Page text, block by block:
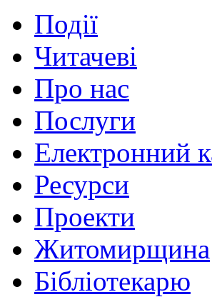
Події
Читачеві
Про нас
Послуги
Електронний
Ресурси
Проекти
Житомирщина
Бібліотекарю